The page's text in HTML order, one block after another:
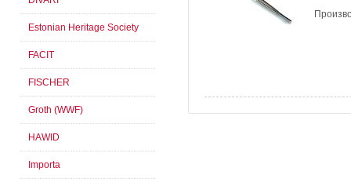
Estonian Heritage Society
FACIT
FISCHER
Groth (WWF)
HAWID
Importa